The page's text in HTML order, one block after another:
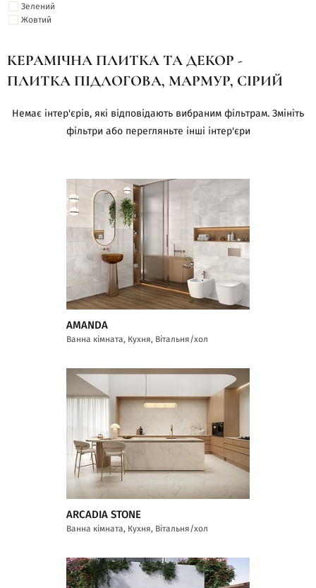
Зелений
Жовтий
КЕРАМІЧНА ПЛИТКА ТА ДЕКОР -
ПЛИТКА ПІДЛОГОВА, МАРМУР, СІРИЙ
Немає інтер'єрів, які відповідають вибраним фільтрам. Змініть
фільтри або перегляньте інші інтер'єри
AMANDA
Ванна кімната, Кухня, Вітальня/хол
ARCADIA STONE
Ванна кімната, Кухня, Вітальня/хол